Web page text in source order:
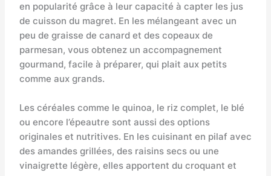
en popularité grâce à leur capacité à capter les jus
de cuisson du magret. En les mélangeant avec un
peu de graisse de canard et des copeaux de
parmesan, vous obtenez un accompagnement
gourmand, facile à préparer, qui plait aux petits
comme aux grands.
Les céréales comme le quinoa, le riz complet, le blé
ou encore l’épeautre sont aussi des options
originales et nutritives. En les cuisinant en pilaf avec
des amandes grillées, des raisins secs ou une
vinaigrette légère, elles apportent du croquant et